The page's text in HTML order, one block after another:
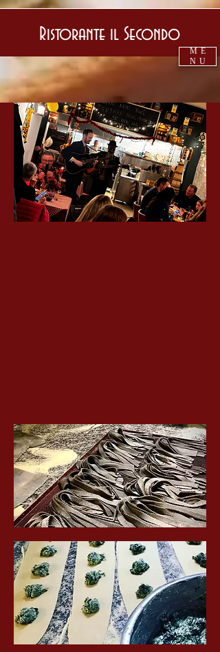
Ristorante il Secondo
ME
NU